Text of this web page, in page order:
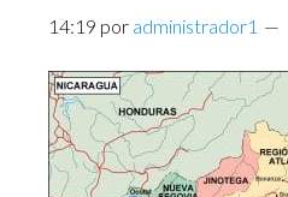
14:19 por administrador1